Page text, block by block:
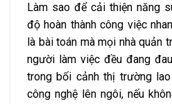
Làm sao để cải thiện năng
độ hoàn thành công việc
là bài toán mà mọi nhà quản
người làm việc đều đang
trong bối cảnh thị trường
công nghệ lên ngôi, nếu